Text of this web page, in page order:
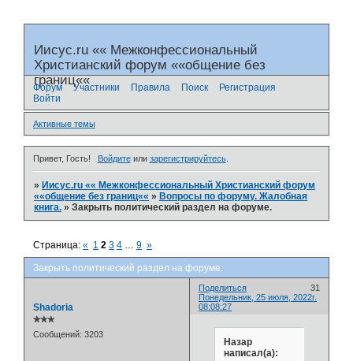
Иисус.ru «« Межконфессиональный
Христианский форум ««общение без
границ««
Форум Участники Правила Поиск
Регистрация
Войти
Активные темы
Привет, Гость! Войдитеили зарегистрируйтесь.
»Иисус.ru «« Межконфессиональный Христианский форум
««общение без границ«« »Вопросы по форуму. Жалобная
книга. »Закрыть политический раздел на форуме.
Закрыть политический раздел на форуме.
Страница:« 1 2 3 4 … 9 »
Поделиться
31
Понедельник, 25 июля, 2022г.
08:08:27
Shadoria
✯✯✯
Сообщений: 3203
Назар
написал(а):